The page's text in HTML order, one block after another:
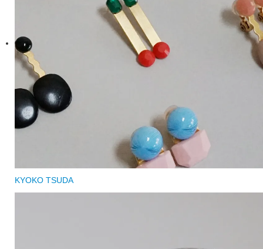
KYOKO TSUDA